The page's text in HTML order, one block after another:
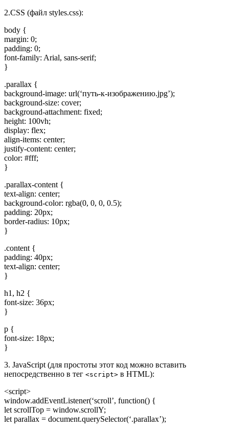
2.CSS (файл styles.css):
body {
margin: 0;
padding: 0;
font-family: Arial, sans-serif;
}
.parallax {
background-image: url(‘путь-к-изображению.jpg’);
background-size: cover;
background-attachment: fixed;
height: 100vh;
display: flex;
align-items: center;
justify-content: center;
color: #fff;
}
.parallax-content {
text-align: center;
background-color: rgba(0, 0, 0, 0.5);
padding: 20px;
border-radius: 10px;
}
.content {
padding: 40px;
text-align: center;
}
h1, h2 {
font-size: 36px;
}
p {
font-size: 18px;
}
3. JavaScript (для простоты этот код можно вставить
непосредственно в тег <script> в HTML):
<script>
window.addEventListener(‘scroll’, function() {
let scrollTop = window.scrollY;
let parallax = document.querySelector(‘.parallax’);